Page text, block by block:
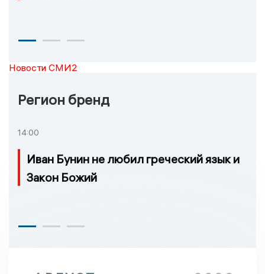
Новости СМИ2
Регион бренд
14:00
Иван Бунин не любил греческий язык и
Закон Божий